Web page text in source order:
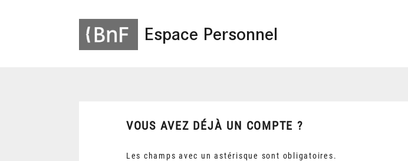
Espace Personnel
VOUS AVEZ DÉJÀ UN COMPTE ?
Les champs avec un astérisque sont obligatoires.